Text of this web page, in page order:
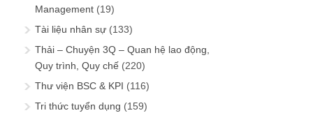
Management (19)
Tài liệu nhân sự (133)
Thải – Chuyện 3Q – Quan hệ lao động,
Quy trình, Quy chế (220)
Thư viện BSC & KPI (116)
Tri thức tuyển dụng (159)